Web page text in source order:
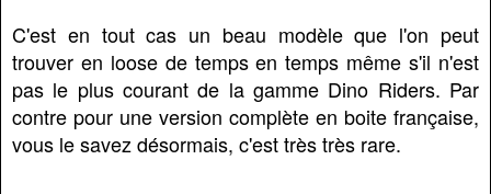
C'est en tout cas un beau modèle que l'on peut
trouver en loose de temps en temps même s'il n'est
pas le plus courant de la gamme Dino Riders. Par
contre pour une version complète en boite française,
vous le savez désormais, c'est très très rare.